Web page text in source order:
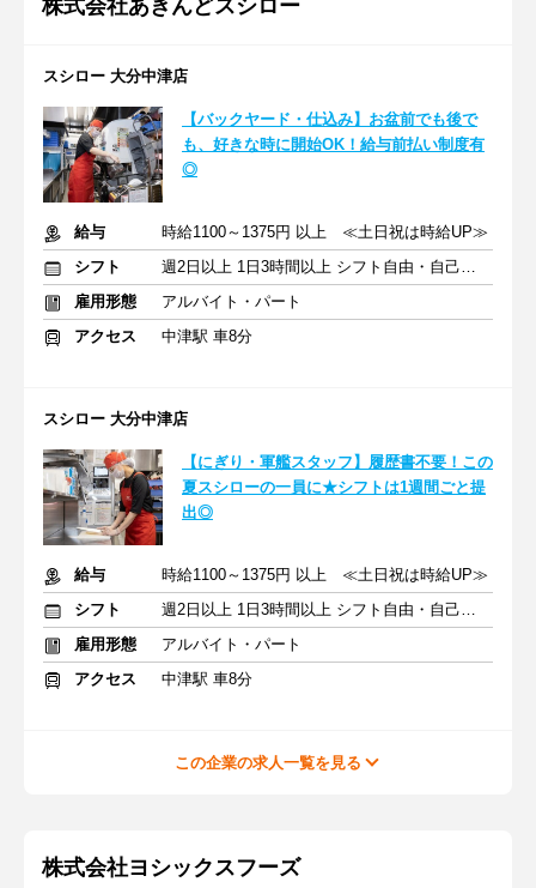
株式会社あきんどスシロー
スシロー 大分中津店
【バックヤード・仕込み】お盆前でも後で
も、好きな時に開始OK！給与前払い制度有
◎
給与
時給1100～1375円 以上 ≪土日祝は時給UP≫
シフト
週2日以上 1日3時間以上 シフト自由・自己申告
雇用形態
アルバイト・パート
アクセス
中津駅 車8分
スシロー 大分中津店
【にぎり・軍艦スタッフ】履歴書不要！この
夏スシローの一員に★シフトは1週間ごと提
出◎
給与
時給1100～1375円 以上 ≪土日祝は時給UP≫
シフト
週2日以上 1日3時間以上 シフト自由・自己申告
雇用形態
アルバイト・パート
アクセス
中津駅 車8分
この企業の求人一覧を見る
株式会社ヨシックスフーズ